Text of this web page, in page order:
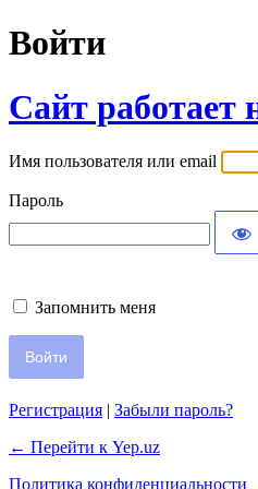
Войти
Сайт работает
Имя пользователя или email
Пароль
Запомнить меня
Регистрация | Забыли пароль?
← Перейти к Yep.uz
Политика конфиденциальности